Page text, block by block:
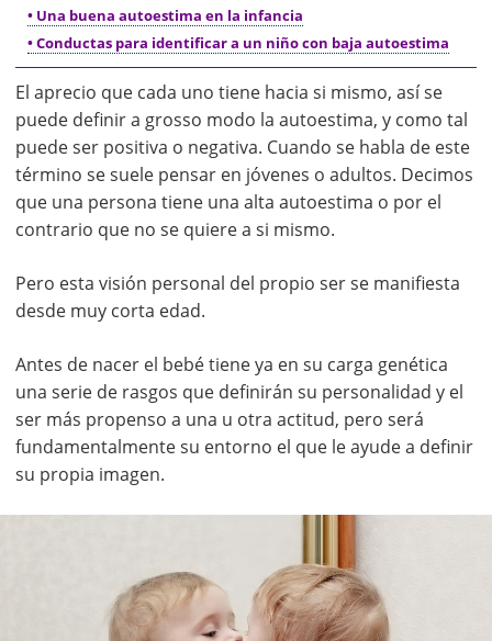
• Una buena autoestima en la infancia
• Conductas para identificar a un niño con baja autoestima
El aprecio que cada uno tiene hacia si mismo, así se
puede definir a grosso modo la autoestima, y como tal
puede ser positiva o negativa. Cuando se habla de este
término se suele pensar en jóvenes o adultos. Decimos
que una persona tiene una alta autoestima o por el
contrario que no se quiere a si mismo.
Pero esta visión personal del propio ser se manifiesta
desde muy corta edad.
Antes de nacer el bebé tiene ya en su carga genética
una serie de rasgos que definirán su personalidad y el
ser más propenso a una u otra actitud, pero será
fundamentalmente su entorno el que le ayude a definir
su propia imagen.